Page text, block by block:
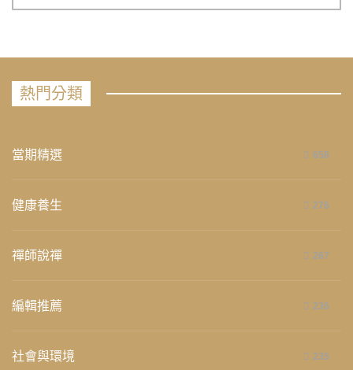
熱門分類
當期精選 658
健康養生 276
禪師說禪 267
編輯推薦 236
社會與環境 235